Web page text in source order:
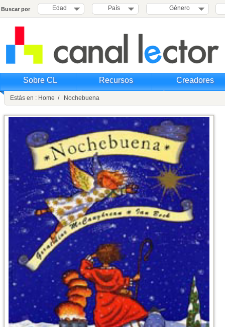
Buscar por Edad País Género
Sobre CL Recursos Creadores
Estás en : Home / Nochebuena